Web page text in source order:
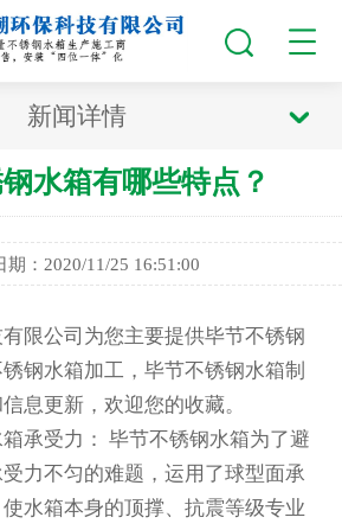
新闻详情
水箱有哪些特点？
期：2020/11/25 16:51:00
限公司为您主要提供毕节不锈钢
锈钢水箱加工，毕节不锈钢水箱制
息更新，欢迎您的收藏。
承受力：毕节不锈钢水箱为了避
力不匀的难题，运用了球型面承
水箱本身的顶撑、抗震等级专业